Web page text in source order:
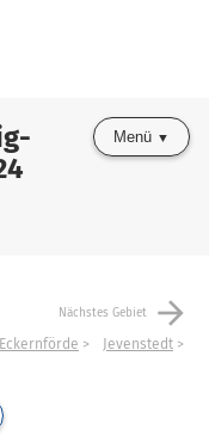
Menü
Nächstes Gebiet arrow_forward
Jevenstedt